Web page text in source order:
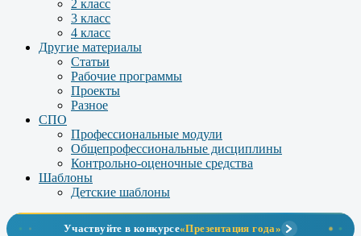
2 класс
3 класс
4 класс
Другие материалы
Статьи
Рабочие программы
Проекты
Разное
СПО
Профессиональные модули
Общепрофессиональные дисциплины
Контрольно-оценочные средства
Шаблоны
Детские шаблоны
Участвуйте в конкурсе«Презентация года»